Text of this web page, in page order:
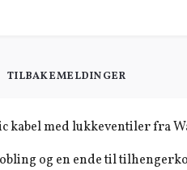
TILBAKEMELDINGER
kabel med lukkeventiler fra
og en ende til